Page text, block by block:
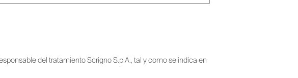
del tratamiento Scrigno S.p.A., tal y como se indica en